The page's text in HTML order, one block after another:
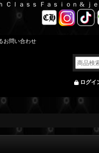
Ｃｌａｓｓ Ｆａｓｉｏｎ & ｊ
お問い合わせ
ログイ